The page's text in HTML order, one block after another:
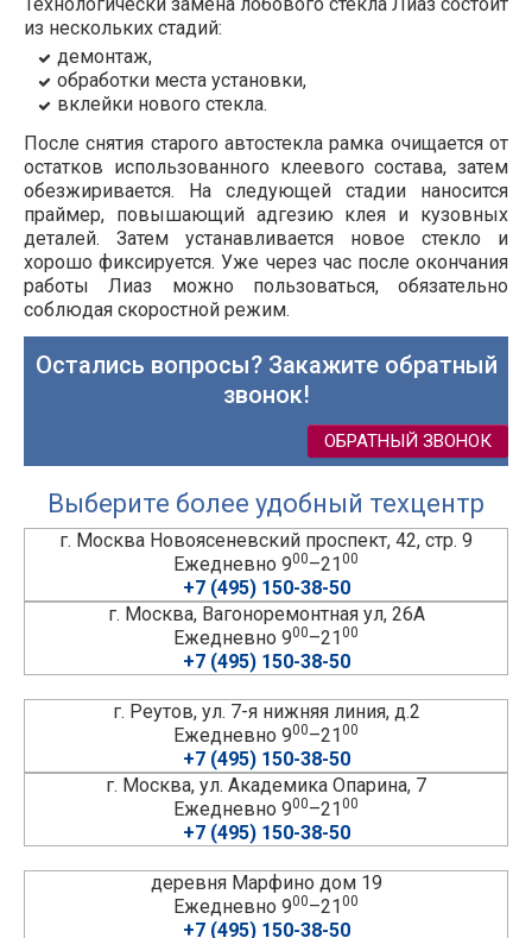
из нескольких стадий:
демонтаж,
обработки места установки,
вклейки нового стекла.
После снятия старого автостекла рамка очищается от
остатков использованного клеевого состава, затем
обезжиривается. На следующей стадии наносится
праймер, повышающий адгезию клея и кузовных
деталей. Затем устанавливается новое стекло и
хорошо фиксируется. Уже через час после окончания
работы Лиаз можно пользоваться, обязательно
соблюдая скоростной режим.
Остались вопросы? Закажите обратный
звонок!
ОБРАТНЫЙ ЗВОНОК
Выберите более удобный техцентр
г. Москва Новоясеневский проспект, 42, стр. 9
Ежедневно 900–2100
+7 (495) 150-38-50
г. Москва, Вагоноремонтная ул, 26А
Ежедневно 900–2100
+7 (495) 150-38-50
г. Реутов, ул. 7-я нижняя линия, д.2
Ежедневно 900–2100
+7 (495) 150-38-50
г. Москва, ул. Академика Опарина, 7
Ежедневно 900–2100
+7 (495) 150-38-50
деревня Марфино дом 19
Ежедневно 900–2100
+7 (495) 150-38-50